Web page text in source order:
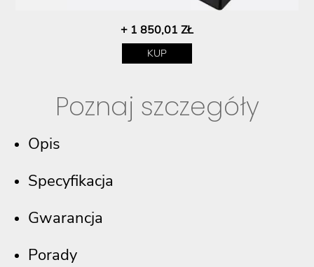
+ 1 850,01 ZŁ
KUP
Poznaj szczegóły
Opis
Specyfikacja
Gwarancja
Porady